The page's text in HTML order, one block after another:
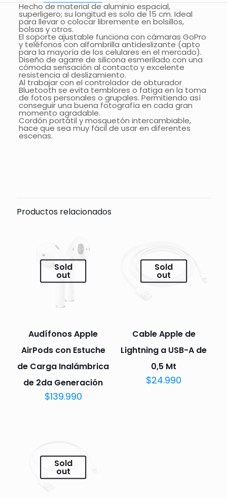
Hecho de material de aluminio espacial,
superligero; su longitud es solo de 15 cm. Ideal
para llevar o colocar libremente en bolsillos,
bolsas y otros.
El soporte ajustable funciona con cámaras GoPro
y teléfonos con alfombrilla antideslizante (apto
para la mayoría de los celulares en el mercado).
Diseño de agarre de silicona esmerilado con una
cómoda sensación al contacto y excelente
resistencia al deslizamiento.
Al trabajar con el controlador de obturador
Bluetooth se evita temblores o fatiga en la toma
de fotos personales o grupales. Permitiendo así
conseguir una buena fotografía en cada gran
momento agradable.
Cordón portátil y mosquetón intercambiable,
hace que sea muy fácil de usar en diferentes
escenas.
Productos relacionados
Sold
out
Audífonos Apple
AirPods con Estuche
de Carga Inalámbrica
de 2da Generación
$139.990
Sold
out
Cable Apple de
Lightning a USB-A de
0,5 Mt
$24.990
Sold
out